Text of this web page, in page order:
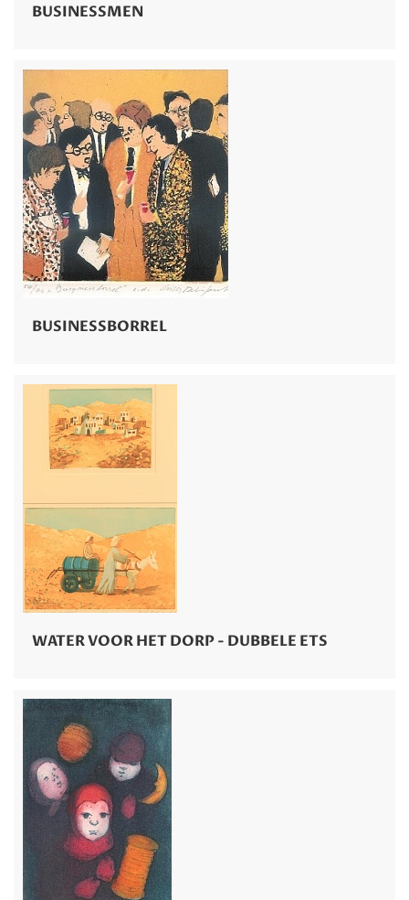
BUSINESSMEN
BUSINESSBORREL
WATER VOOR HET DORP - DUBBELE ETS